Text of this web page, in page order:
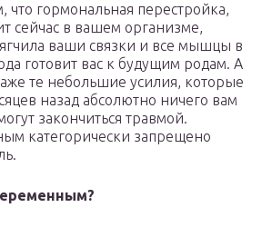
что гормональная перестройка,
сейчас в вашем организме,
ваши связки и все мышцы в
готовит вас к будущим родам. А
те небольшие усилия, которые
назад абсолютно ничего вам
закончиться травмой.
категорически запрещено